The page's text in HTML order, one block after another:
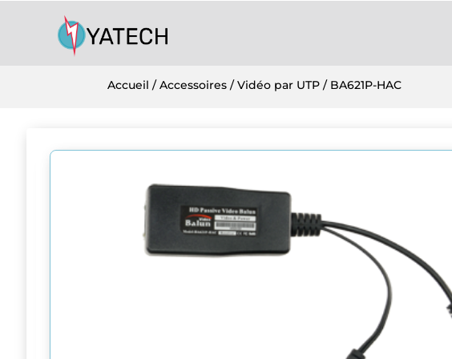
Accueil /Accessoires /Vidéo par UTP / BA621P-HAC